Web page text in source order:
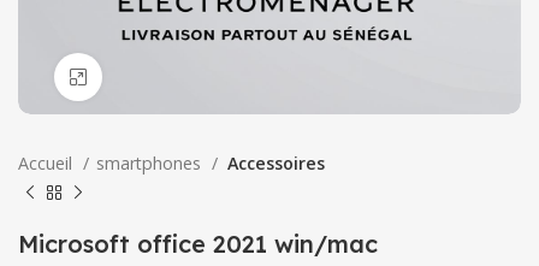
Accueil smartphones Accessoires
Microsoft office 2021 win/mac